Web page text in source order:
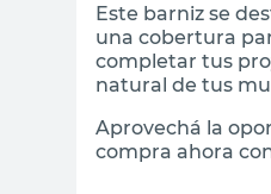
Este barniz se
una cobertura
completar tus
natural de tus
Aprovechá la
compra ahora